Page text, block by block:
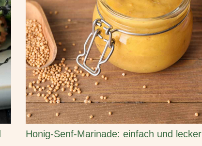
Honig-Senf-Marinade: einfach und lecker